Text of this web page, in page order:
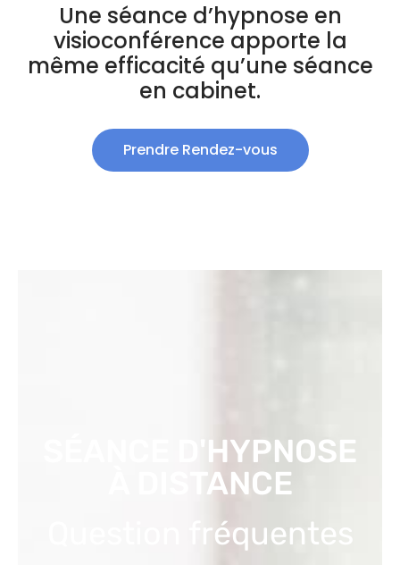
Une séance d’hypnose en
visioconférence apporte la
même efficacité qu’une séance
en cabinet.
Prendre Rendez-vous
SÉANCE D'HYPNOSE
À DISTANCE
Question fréquentes